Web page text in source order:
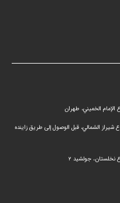
الشمالي، قبل الوصول إلى طريق زاينده
نخلستان، جولشيد ۲